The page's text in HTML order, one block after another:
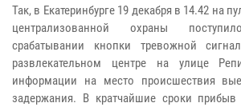
Так, в Екатеринбурге 19 декабря в 14.42 на
централизованной охраны
срабатывании кнопки тревожной
развлекательном центре на улице
информации на место происшествия
задержания. В кратчайшие сроки